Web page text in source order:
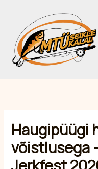
content
Haugipüügi
võistlusega